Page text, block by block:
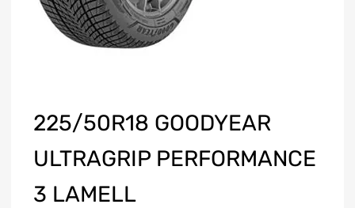
225/50R18 GOODYEAR
ULTRAGRIP PERFORMANCE
3 LAMELL